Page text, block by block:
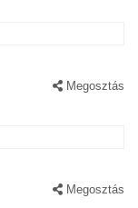
Megosztás
Megosztás